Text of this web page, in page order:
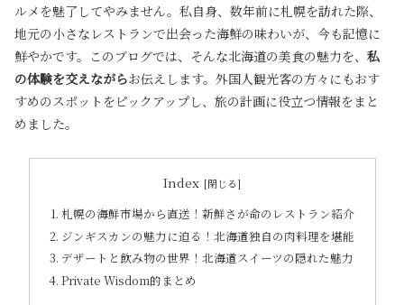
ルメを魅了してやみません。私自身、数年前に札幌を訪れた際、
地元の小さなレストランで出会った海鮮の味わいが、今も記憶に
鮮やかです。このブログでは、そんな北海道の美食の魅力を、 私
の体験を交えながらお伝えします。外国人観光客の方々にもおす
すめのスポットをピックアップし、旅の計画に役立つ情報をまと
めました。
Index
札幌の海鮮市場から直送！新鮮さが命のレストラン紹介
ジンギスカンの魅力に迫る！北海道独自の肉料理を堪能
デザートと飲み物の世界！北海道スイーツの隠れた魅力
Private Wisdom的まとめ